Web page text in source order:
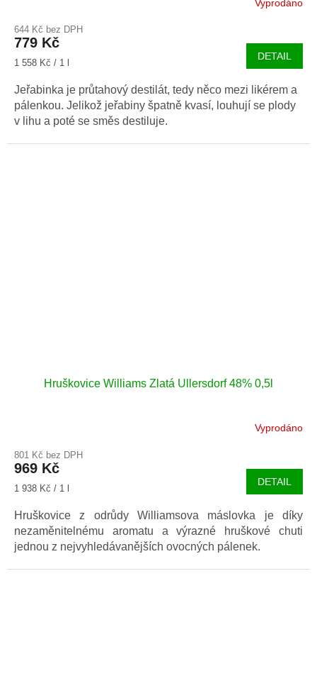
Vyprodáno
644 Kč bez DPH
779 Kč
Měrná
1 558 Kč / 1 l
DETAIL
Jeřabinka je průtahový destilát, tedy něco mezi likérem a
pálenkou. Jelikož jeřabiny špatně kvasí, louhují se plody
v lihu a poté se směs destiluje.
Hruškovice Williams Zlatá Ullersdorf 48% 0,5l
Vyprodáno
801 Kč bez DPH
969 Kč
Měrná
1 938 Kč / 1 l
DETAIL
Hruškovice z odrůdy Williamsova máslovka je díky
nezaměnitelnému aromatu a výrazné hruškové chuti
jednou z nejvyhledávanějších ovocných pálenek.